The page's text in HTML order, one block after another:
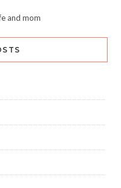
and mom